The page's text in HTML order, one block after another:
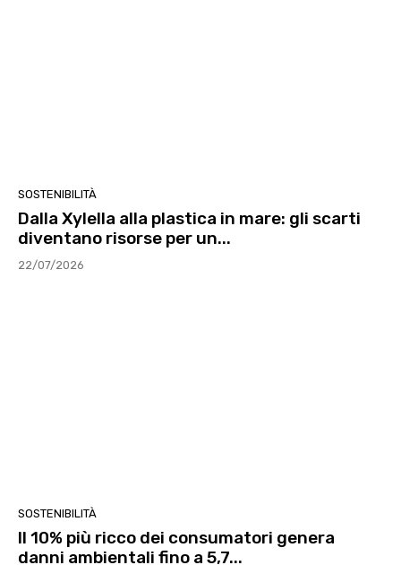
SOSTENIBILITÀ
Dalla Xylella alla plastica in mare: gli scarti
diventano risorse per un...
22/07/2026
SOSTENIBILITÀ
Il 10% più ricco dei consumatori genera
danni ambientali fino a 5,7...